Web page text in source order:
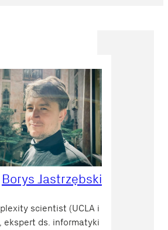
Borys Jastrzębski
scientist (UCLA i
ekspert ds. informatyki